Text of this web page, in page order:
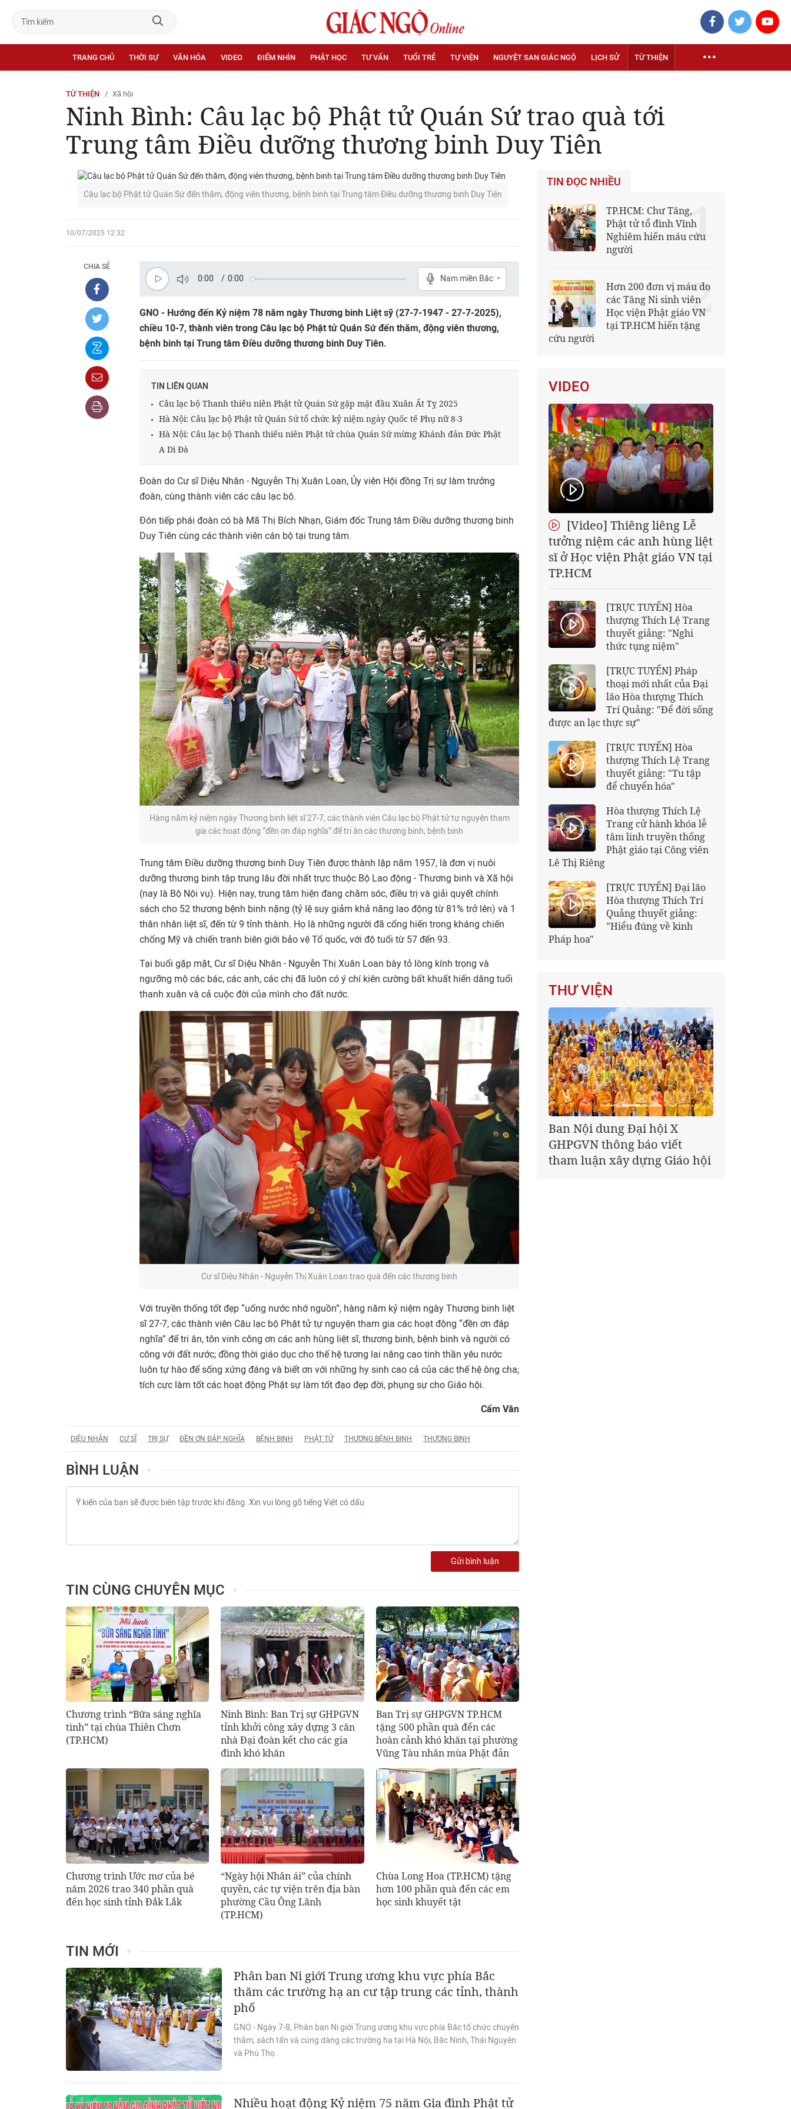
TRANG CHỦ THỜI SỰ VĂN HÓA VIDEO ĐIỂM NHÌN PHẬT HỌC TƯ VẤN TUỔI TRẺ TỰ VIỆN NGUYỆT SAN GIÁC NGỘ LỊCH SỬ TỪ THIỆN
TỪ THIỆN Xã hội
Ninh Bình: Câu lạc bộ Phật tử Quán Sứ trao quà tới
Trung tâm Điều dưỡng thương binh Duy Tiên
Câu lạc bộ Phật tử Quán Sứ đến thăm, động viên thương, bệnh binh tại Trung tâm Điều dưỡng thương binh Duy Tiên
10/07/2025 12:32
CHIA SẺ
0:00 / 0:00 Nam miền Bắc
GNO - Hướng đến Kỷ niệm 78 năm ngày Thương binh Liệt sỹ (27-7-1947 - 27-7-2025),
chiều 10-7, thành viên trong Câu lạc bộ Phật tử Quán Sứ đến thăm, động viên thương,
bệnh binh tại Trung tâm Điều dưỡng thương binh Duy Tiên.
TIN LIÊN QUAN
Câu lạc bộ Thanh thiếu niên Phật tử Quán Sứ gặp mặt đầu Xuân Ất Tỵ 2025
Hà Nội: Câu lạc bộ Phật tử Quán Sứ tổ chức kỷ niệm ngày Quốc tế Phụ nữ 8-3
Hà Nội: Câu lạc bộ Thanh thiếu niên Phật tử chùa Quán Sứ mừng Khánh đản Đức Phật
A Di Đà
Đoàn do Cư sĩ Diệu Nhân - Nguyễn Thị Xuân Loan, Ủy viên Hội đồng Trị sự làm trưởng
đoàn, cùng thành viên các câu lạc bộ.
Đón tiếp phái đoàn có bà Mã Thị Bích Nhạn, Giám đốc Trung tâm Điều dưỡng thương binh
Duy Tiên cùng các thành viên cán bộ tại trung tâm.
Hàng năm kỷ niệm ngày Thương binh liệt sĩ 27-7, các thành viên Câu lạc bộ Phật tử tự nguyện tham
gia các hoạt động “đền ơn đáp nghĩa” để tri ân các thương binh, bệnh binh
Trung tâm Điều dưỡng thương binh Duy Tiên được thành lập năm 1957, là đơn vị nuôi
dưỡng thương binh tập trung lâu đời nhất trực thuộc Bộ Lao động - Thương binh và Xã hội
(nay là Bộ Nội vụ). Hiện nay, trung tâm hiện đang chăm sóc, điều trị và giải quyết chính
sách cho 52 thương bệnh binh nặng (tỷ lệ suy giảm khả năng lao động từ 81% trở lên) và 1
thân nhân liệt sĩ, đến từ 9 tỉnh thành. Họ là những người đã cống hiến trong kháng chiến
chống Mỹ và chiến tranh biên giới bảo vệ Tổ quốc, với độ tuổi từ 57 đến 93.
Tại buổi gặp mặt, Cư sĩ Diệu Nhân - Nguyễn Thị Xuân Loan bày tỏ lòng kính trọng và
ngưỡng mộ các bác, các anh, các chị đã luôn có ý chí kiên cường bất khuất hiến dâng tuổi
thanh xuân và cả cuộc đời của mình cho đất nước.
Cư sĩ Diệu Nhân - Nguyễn Thị Xuân Loan trao quà đến các thương binh
Với truyền thống tốt đẹp “uống nước nhớ nguồn”, hàng năm kỷ niệm ngày Thương binh liệt
sĩ 27-7, các thành viên Câu lạc bộ Phật tử tự nguyện tham gia các hoạt động “đền ơn đáp
nghĩa” để tri ân, tôn vinh công ơn các anh hùng liệt sĩ, thương binh, bệnh binh và người có
công với đất nước; đồng thời giáo dục cho thế hệ tương lai nâng cao tinh thần yêu nước
luôn tự hào để sống xứng đáng và biết ơn với những hy sinh cao cả của các thế hệ ông cha;
tích cực làm tốt các hoạt động Phật sự làm tốt đạo đẹp đời, phụng sự cho Giáo hội.
Cẩm Vân
DIỆU NHÂN CƯ SĨ TRỊ SỰ ĐỀN ƠN ĐÁP NGHĨA BỆNH BINH PHẬT TỬ THƯƠNG BỆNH BINH THƯƠNG BINH
BÌNH LUẬN
Gửi bình luận
TIN CÙNG CHUYÊN MỤC
Chương trình “Bữa sáng nghĩa
tình” tại chùa Thiên Chơn
(TP.HCM)
Ninh Bình: Ban Trị sự GHPGVN
tỉnh khởi công xây dựng 3 căn
nhà Đại đoàn kết cho các gia
đình khó khăn
Ban Trị sự GHPGVN TP.HCM
tặng 500 phần quà đến các
hoàn cảnh khó khăn tại phường
Vũng Tàu nhân mùa Phật đản
Chương trình Ước mơ của bé
năm 2026 trao 340 phần quà
đến học sinh tỉnh Đắk Lắk
“Ngày hội Nhân ái” của chính
quyền, các tự viện trên địa bàn
phường Cầu Ông Lãnh
(TP.HCM)
Chùa Long Hoa (TP.HCM) tặng
hơn 100 phần quà đến các em
học sinh khuyết tật
TIN MỚI
Phân ban Ni giới Trung ương khu vực phía Bắc
thăm các trường hạ an cư tập trung các tỉnh, thành
phố
GNO - Ngày 7-8, Phân ban Ni giới Trung ương khu vực phía Bắc tổ chức chuyến
thăm, sách tấn và cúng dàng các trường hạ tại Hà Nội, Bắc Ninh, Thái Nguyên
và Phú Thọ.
Nhiều hoạt động Kỷ niệm 75 năm Gia đình Phật tử
TIN ĐỌC NHIỀU
TP.HCM: Chư Tăng,
Phật tử tổ đình Vĩnh
Nghiêm hiến máu cứu
người
1
Hơn 200 đơn vị máu do
các Tăng Ni sinh viên
Học viện Phật giáo VN
tại TP.HCM hiến tặng
cứu người
2
VIDEO
[Video] Thiêng liêng Lễ
tưởng niệm các anh hùng liệt
sĩ ở Học viện Phật giáo VN tại
TP.HCM
[TRỰC TUYẾN] Hòa
thượng Thích Lệ Trang
thuyết giảng: "Nghi
thức tụng niệm"
[TRỰC TUYẾN] Pháp
thoại mới nhất của Đại
lão Hòa thượng Thích
Trí Quảng: "Để đời sống
được an lạc thực sự"
[TRỰC TUYẾN] Hòa
thượng Thích Lệ Trang
thuyết giảng: "Tu tập
để chuyển hóa"
Hòa thượng Thích Lệ
Trang cử hành khóa lễ
tâm linh truyền thống
Phật giáo tại Công viên
Lê Thị Riêng
[TRỰC TUYẾN] Đại lão
Hòa thượng Thích Trí
Quảng thuyết giảng:
"Hiểu đúng về kinh
Pháp hoa"
THƯ VIỆN
Giáo hội kêu gọi Tăng Ni,
Phật tử cả nước thể hiện tấm
lòng tri ân trọn vẹn nghĩa